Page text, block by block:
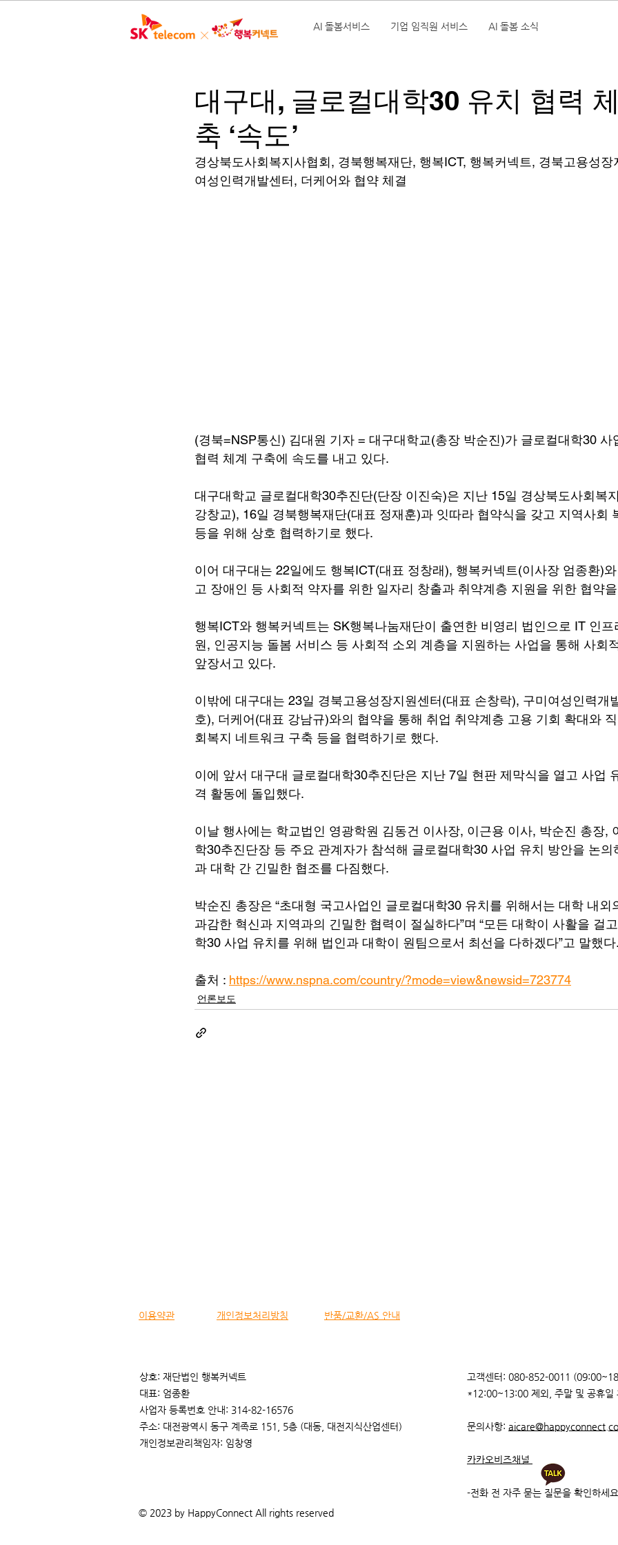
AI 돌봄서비스 기업 임직원 서비스 AI 돌봄 소식
대구대, 글로컬대학30 유치 협력
축 ‘속도’
경상북도사회복지사협회, 경북행복재단, 행복ICT, 행복커넥트, 경북고용성장
여성인력개발센터, 더케어와 협약 체결
(경북=NSP통신) 김대원 기자 = 대구대학교(총장 박순진)가 글로컬대학30
협력 체계 구축에 속도를 내고 있다.
대구대학교 글로컬대학30추진단(단장 이진숙)은 지난 15일 경상북도사회복
강창교), 16일 경북행복재단(대표 정재훈)과 잇따라 협약식을 갖고 지역사회
등을 위해 상호 협력하기로 했다.
이어 대구대는 22일에도 행복ICT(대표 정창래), 행복커넥트(이사장 엄종환)
고 장애인 등 사회적 약자를 위한 일자리 창출과 취약계층 지원을 위한 협약
행복ICT와 행복커넥트는 SK행복나눔재단이 출연한 비영리 법인으로 IT 인
원, 인공지능 돌봄 서비스 등 사회적 소외 계층을 지원하는 사업을 통해 사회
앞장서고 있다.
이밖에 대구대는 23일 경북고용성장지원센터(대표 손창락), 구미여성인력개
호), 더케어(대표 강남규)와의 협약을 통해 취업 취약계층 고용 기회 확대와
회복지 네트워크 구축 등을 협력하기로 했다.
이에 앞서 대구대 글로컬대학30추진단은 지난 7일 현판 제막식을 열고 사업
격 활동에 돌입했다.
이날 행사에는 학교법인 영광학원 김동건 이사장, 이근용 이사, 박순진 총장,
학30추진단장 등 주요 관계자가 참석해 글로컬대학30 사업 유치 방안을 논의
과 대학 간 긴밀한 협조를 다짐했다.
박순진 총장은 “초대형 국고사업인 글로컬대학30 유치를 위해서는 대학 내
과감한 혁신과 지역과의 긴밀한 협력이 절실하다”며 “모든 대학이 사활을 걸
학30 사업 유치를 위해 법인과 대학이 원팀으로서 최선을 다하겠다”고 말했
출처 : https://www.nspna.com/country/?mode=view&newsid=723774
언론보도
순천시, AI 생활데이터 분석 기
반 위기가구 현장출동 체계 구
축
보령시, 7월부터 고립위험가구
서비스 업무협약 체결
부산
이용약관 개인정보처리방침 ​반품/교환/AS 안내
상호: 재단법인 행복커넥트
대표: 엄종환
사업자 등록번호 안내: 314-82-16576
주소: 대전광역시 동구 계족로 151, 5층 (대동, 대전지식산업센터)
개인정보관리책임자: 임창영
고객센터: 080-852-0011
*12:00~13:00 제외, 주말 및 공휴일
문의사항:
카카오비즈채널
-전화 전 자주 묻는 질문을 확인하세
© 2023 by HappyConnect All rights reserved